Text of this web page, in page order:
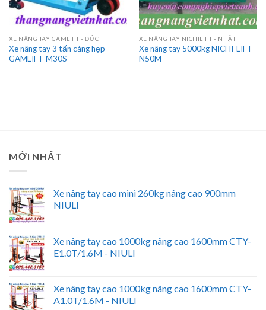
XE NÂNG TAY GAMLIFT - ĐỨC
Xe nâng tay 3 tấn càng hẹp
GAMLIFT M30S
XE NÂNG TAY NICHILIFT - NHẬT
Xe nâng tay 5000kg NICHI-LIFT
N50M
MỚI NHẤT
Xe nâng tay cao mini 260kg nâng cao 900mm
NIULI
Xe nâng tay cao 1000kg nâng cao 1600mm CTY-
E1.0T/1.6M - NIULI
Xe nâng tay cao 1000kg nâng cao 1600mm CTY-
A1.0T/1.6M - NIULI